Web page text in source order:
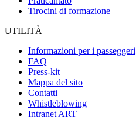
Tirocini di formazione
UTILITÀ
Informazioni per i passeggeri
FAQ
Press-kit
Mappa del sito
Contatti
Whistleblowing
Intranet ART